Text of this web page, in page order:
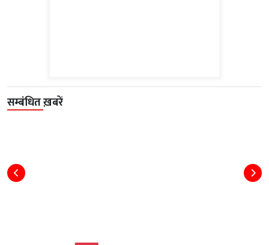
सम्बंधित ख़बरें